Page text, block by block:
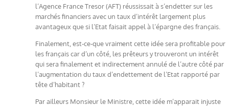
l’Agence France Tresor (AFT) réussissait à s’endetter sur les
marchés financiers avec un taux d’intérêt largement plus
avantageux que si l’Etat faisait appel à l’épargne des français.
Finalement, est-ce-que vraiment cette idée sera profitable pour
les français car d’un côté, les prêteurs y trouveront un intérêt
qui sera finalement et indirectement annulé de l’autre côté par
l’augmentation du taux d’endettement de l’Etat rapporté par
tête d’habitant ?
Par ailleurs Monsieur le Ministre, cette idée m’apparait injuste